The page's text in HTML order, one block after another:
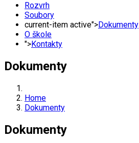
Rozvrh
Soubory
current-item active">Dokumenty
O škole
">Kontakty
Dokumenty
Home
Dokumenty
Dokumenty